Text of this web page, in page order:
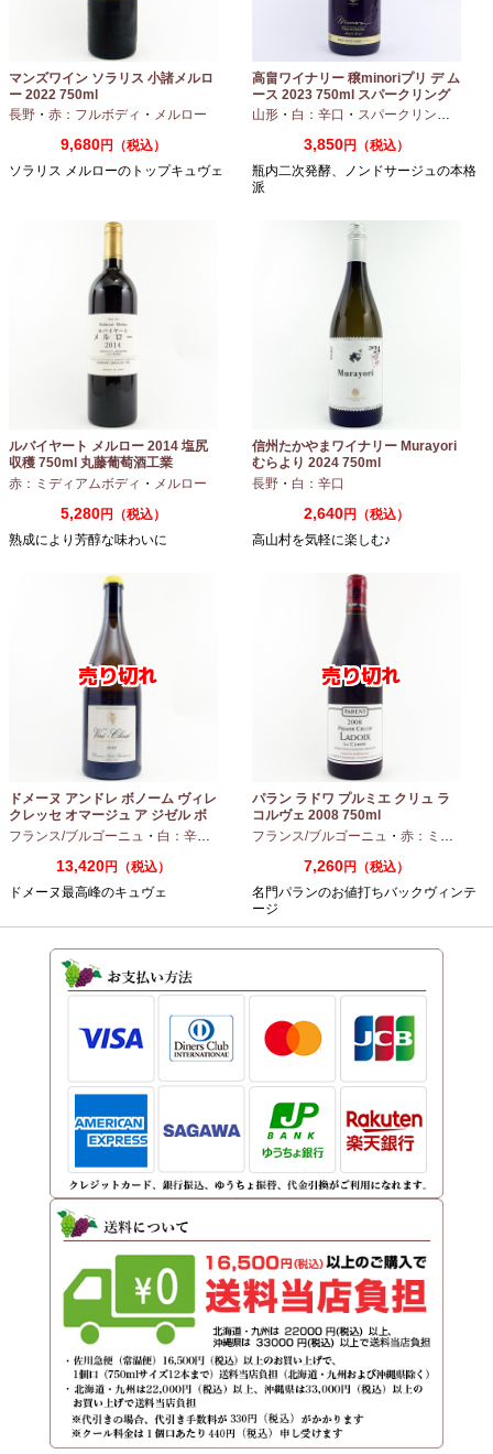
マンズワイン ソラリス 小諸メルロ
ー 2022 750ml
長野 ・ 赤：フルボディ ・ メルロー
9,680円（税込）
ソラリス メルローのトップキュヴェ
高畠ワイナリー 穣minoriプリ デ ム
ース 2023 750ml スパークリング
ワイン
山形 ・ 白：辛口 ・ スパークリングワイン
3,850円（税込）
瓶内二次発酵、ノンドサージュの本格
派
ルバイヤート メルロー 2014 塩尻
収穫 750ml 丸藤葡萄酒工業
赤：ミディアムボディ ・ メルロー
5,280円（税込）
熟成により芳醇な味わいに
信州たかやまワイナリー Murayori
むらより 2024 750ml
長野 ・ 白：辛口
2,640円（税込）
高山村を気軽に楽しむ♪
ドメーヌ アンドレ ボノーム ヴィレ
クレッセ オマージュ ア ジゼル ボ
ノーム 2023 750ml
フランス/ブルゴーニュ ・ 白：辛口 シャルドネ
13,420円（税込）
ドメーヌ最高峰のキュヴェ
パラン ラドワ プルミエ クリュ ラ
コルヴェ 2008 750ml
フランス/ブルゴーニュ ・ 赤：ミディアムボディ
7,260円（税込）
名門パランのお値打ちバックヴィンテ
ージ